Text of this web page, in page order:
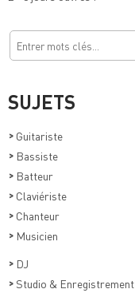
SUJETS
> Guitariste
> Bassiste
> Batteur
> Claviériste
> Chanteur
> Musicien
> DJ
> Studio & Enregistrement